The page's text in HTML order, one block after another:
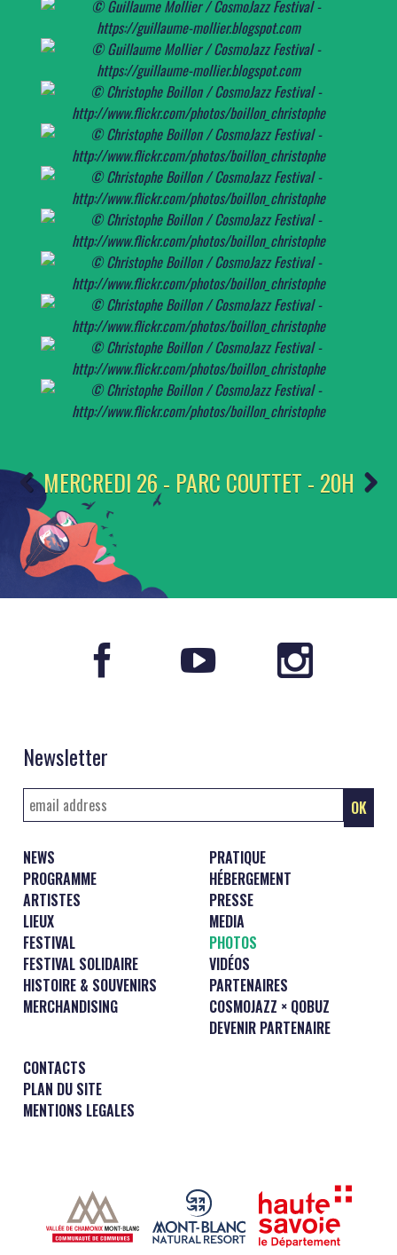
MERCREDI 26 - PARC COUTTET - 20H
Newsletter
NEWS
PROGRAMME
ARTISTES
LIEUX
FESTIVAL
FESTIVAL SOLIDAIRE
HISTOIRE & SOUVENIRS
MERCHANDISING
PRATIQUE
HÉBERGEMENT
PRESSE
MEDIA
PHOTOS
VIDÉOS
PARTENAIRES
COSMOJAZZ × QOBUZ
DEVENIR PARTENAIRE
CONTACTS
PLAN DU SITE
MENTIONS LEGALES